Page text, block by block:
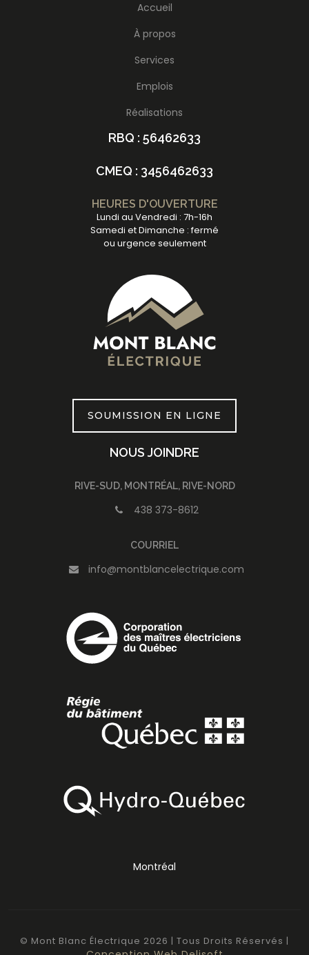
Accueil
À propos
Services
Emplois
Réalisations
RBQ : 56462633
CMEQ : 3456462633
HEURES D'OUVERTURE
Lundi au Vendredi : 7h-16h
Samedi et Dimanche : fermé
ou urgence seulement
SOUMISSION EN LIGNE
NOUS JOINDRE
RIVE-SUD, MONTRÉAL, RIVE-NORD
438 373-8612
COURRIEL
info@montblancelectrique.com
Montréal
© Mont Blanc Électrique 2026 | Tous Droits Réservés |